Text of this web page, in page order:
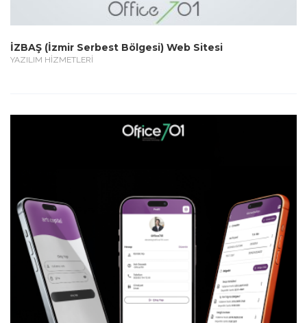
İZBAŞ (İzmir Serbest Bölgesi) Web Sitesi
YAZILIM HİZMETLERİ